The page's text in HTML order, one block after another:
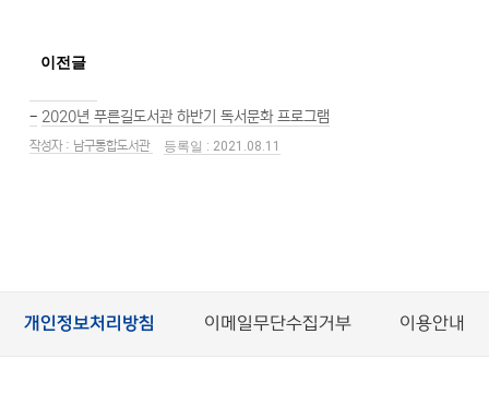
이전글
- 2020년 푸른길도서관 하반기 독서문화 프로그램
남구통합도서관 2021.08.11
개인정보처리방침 이메일무단수집거부 이용안내